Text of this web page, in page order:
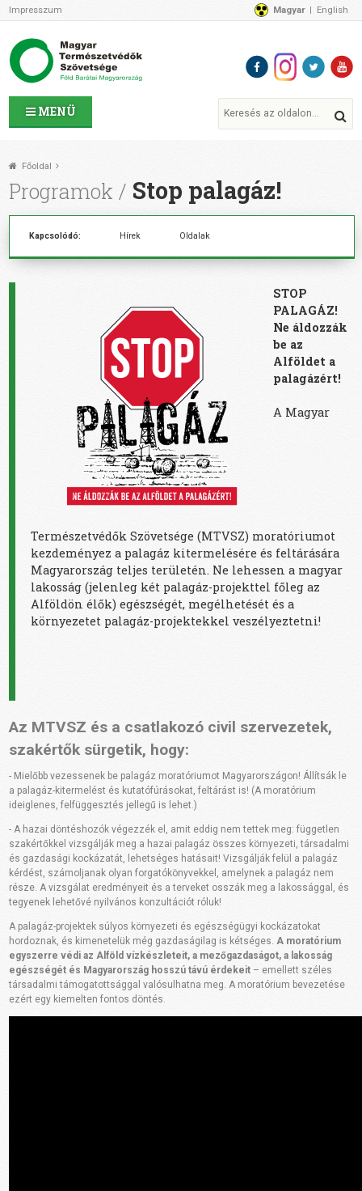
MENÜ
Impresszum Magyar English
Az MTVSZ-ről
Programok
MTVSZ ügyek és események
Tagszervezetek
Támogatóink
CSATLAKOZZ hozzánk!
1%
Segítsd a munkánkat!
Főoldal
Programok Stop palagáz!
Kapcsolódó: Hírek Oldalak
STOP
PALAGÁZ!
Ne áldozzák
be az
Alföldet a
palagázért!
A Magyar
Természetvédők Szövetsége (MTVSZ) moratóriumot
kezdeményez a palagáz kitermelésére és feltárására
Magyarország teljes területén. Ne lehessen a magyar
lakosság (jelenleg két palagáz-projekttel főleg az
Alföldön élők) egészségét, megélhetését és a
környezetet palagáz-projektekkel veszélyeztetni!
Az MTVSZ és a csatlakozó civil szervezetek,
szakértők sürgetik, hogy:
- Mielőbb vezessenek be palagáz moratóriumot Magyarországon! Állítsák le
a palagáz-kitermelést és kutatófúrásokat, feltárást is! (A moratórium
ideiglenes, felfüggesztés jellegű is lehet.)
- A hazai döntéshozók végezzék el, amit eddig nem tettek meg: független
szakértőkkel vizsgálják meg a hazai palagáz összes környezeti, társadalmi
és gazdasági kockázatát, lehetséges hatásait! Vizsgálják felül a palagáz
kérdést, számoljanak olyan forgatókönyvekkel, amelynek a palagáz nem
része. A vizsgálat eredményeit és a terveket osszák meg a lakossággal, és
tegyenek lehetővé nyilvános konzultációt róluk!
A palagáz-projektek súlyos környezeti és egészségügyi kockázatokat
hordoznak, és kimenetelük még gazdaságilag is kétséges.A moratórium
egyszerre védi az Alföld vízkészleteit, a mezőgazdaságot, a lakosság
egészségét és Magyarország hosszú távú érdekeit – emellett széles
társadalmi támogatottsággal valósulhatna meg. A moratórium bevezetése
ezért egy kiemelten fontos döntés.